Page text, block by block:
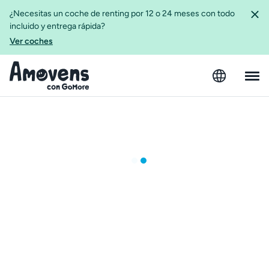
¿Necesitas un coche de renting por 12 o 24 meses con todo
incluido y entrega rápida?
Ver coches